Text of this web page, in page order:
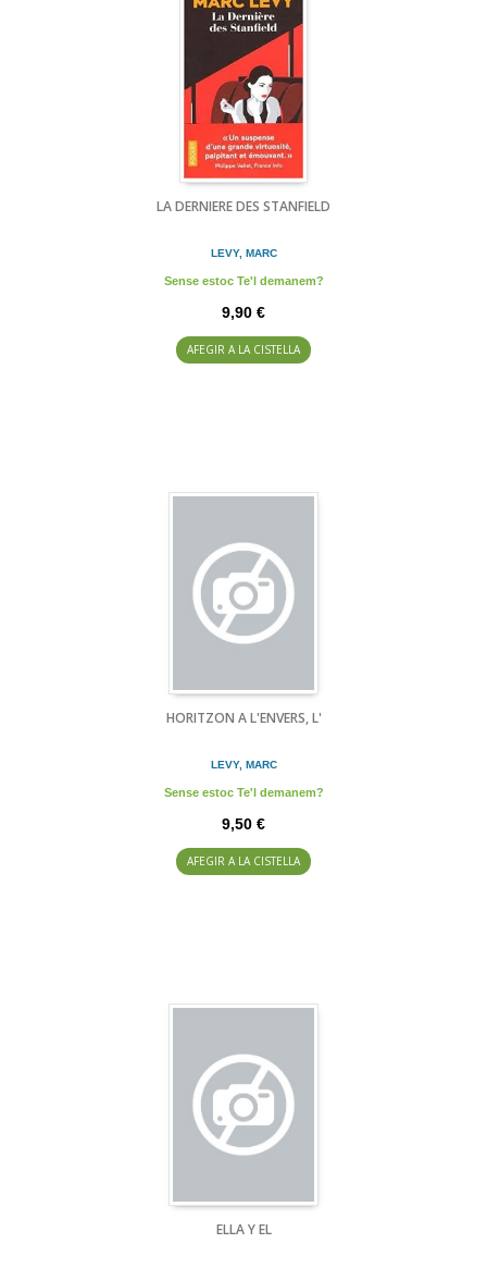
LA DERNIERE DES STANFIELD
LEVY, MARC
Sense estoc Te'l demanem?
9,90 €
AFEGIR A LA CISTELLA
HORITZON A L'ENVERS, L'
LEVY, MARC
Sense estoc Te'l demanem?
9,50 €
AFEGIR A LA CISTELLA
ELLA Y EL